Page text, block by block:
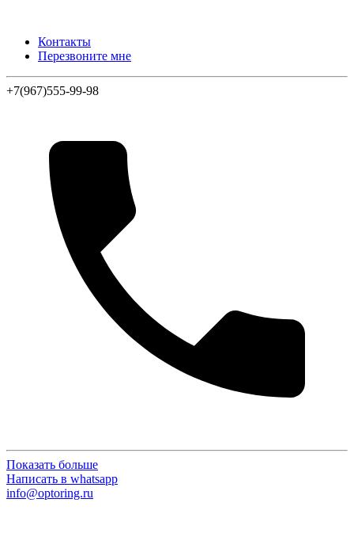
Контакты
Перезвоните мне
+7(967)555-99-98
Показать больше
Написать в whatsapp
info@optoring.ru